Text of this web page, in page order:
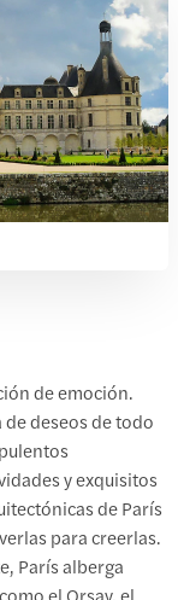
de emoción.
deseos de todo
y exquisitos
de París
para creerlas.
París alberga
el Orsay, el